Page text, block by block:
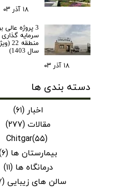
۱۸ آذر ۰۳
3 پروژه عالی
سرمایه گذاری
منطقه 22
سال 1403)
۱۸ آذر ۰۳
دسته بندی ها
اخبار(۶۱)
مقالات(۲۷۷)
Chitgar(۵۵)
بیمارستان ها (۶)
درمانگاه ها (۱۱)
سالن های زیبایی (۶۷)